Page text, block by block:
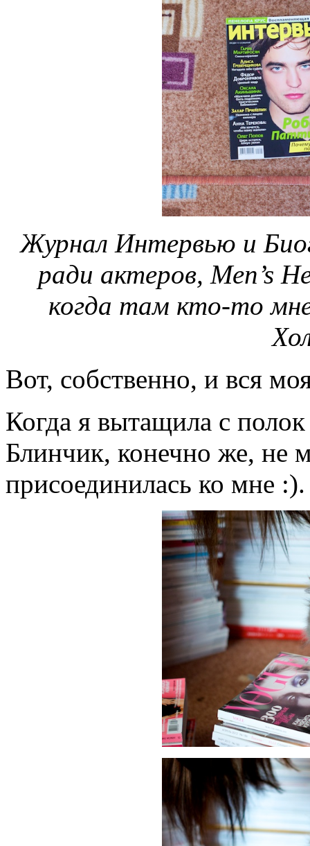
Журнал Интервью и
ради актеров, Men’s
когда там кто-то
Вот, собственно, и вся
Когда я вытащила с
Блинчик, конечно же, не
присоединилась ко мне :).